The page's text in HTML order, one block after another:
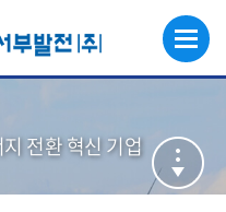
전환 혁신 기업